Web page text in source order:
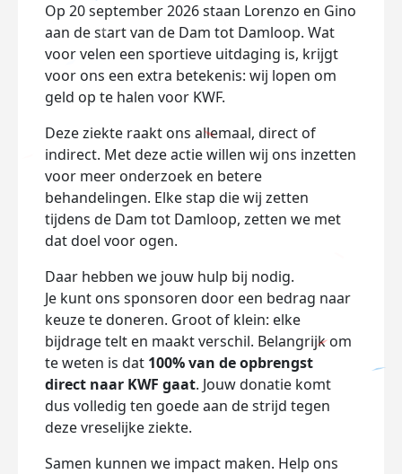
Op 20 september 2026 staan Lorenzo en Gino
aan de start van de Dam tot Damloop. Wat
voor velen een sportieve uitdaging is, krijgt
voor ons een extra betekenis: wij lopen om
geld op te halen voor KWF.
Deze ziekte raakt ons allemaal, direct of
indirect. Met deze actie willen wij ons inzetten
voor meer onderzoek en betere
behandelingen. Elke stap die wij zetten
tijdens de Dam tot Damloop, zetten we met
dat doel voor ogen.
Daar hebben we jouw hulp bij nodig.
Je kunt ons sponsoren door een bedrag naar
keuze te doneren. Groot of klein: elke
bijdrage telt en maakt verschil. Belangrijk om
te weten is dat 100% van de opbrengst
direct naar KWF gaat. Jouw donatie komt
dus volledig ten goede aan de strijd tegen
deze vreselijke ziekte.
Samen kunnen we impact maken. Help ons